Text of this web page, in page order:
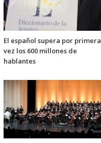
El español supera por primera
vez los 600 millones de
hablantes